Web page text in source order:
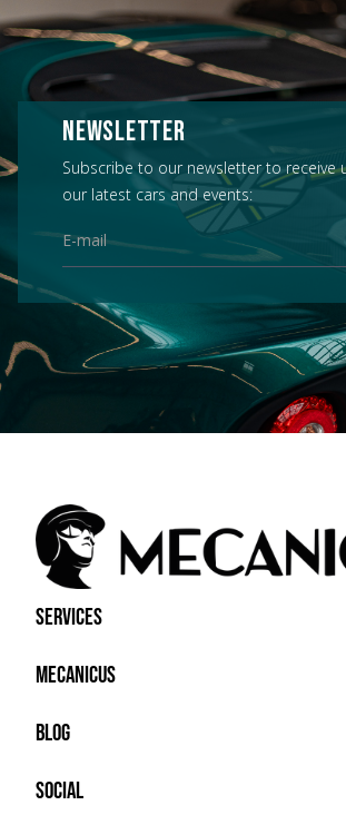
NEWSLETTER
Subscribe to our newsletter to receive
our latest cars and events:
Services
BUY
SELL
ADDITIONAL SERVICES
Mecanicus
ABOUT
HOUSE MECANICUS
CONTACT
Blog
NEWS
VIDÉOS
Social